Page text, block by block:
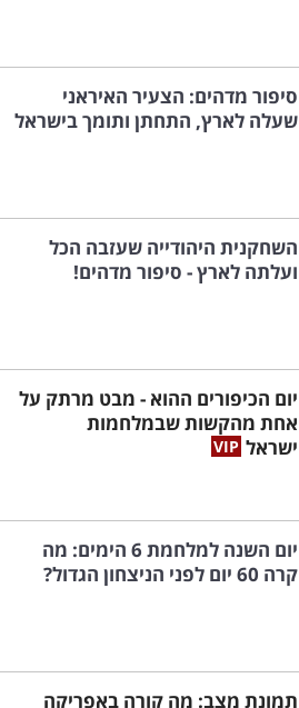
סיפור מדהים: הצעיר האיראני
שעלה לארץ, התחתן ותומך בישראל
השחקנית היהודייה שעזבה הכל
ועלתה לארץ - סיפור מדהים!
יום הכיפורים ההוא - מבט מרתק על
אחת מהקשות שבמלחמות
ישראל
יום השנה למלחמת 6 הימים: מה
קרה 60 יום לפני הניצחון הגדול?
תמונת מצב: מה קורה באפריקה